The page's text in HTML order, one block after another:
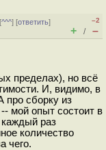
^^^] [ответить]
–2
+ / –
пределах), но всё
И, видимо, в
про сборку из
мой опыт состоит в
раз
количество
чего.